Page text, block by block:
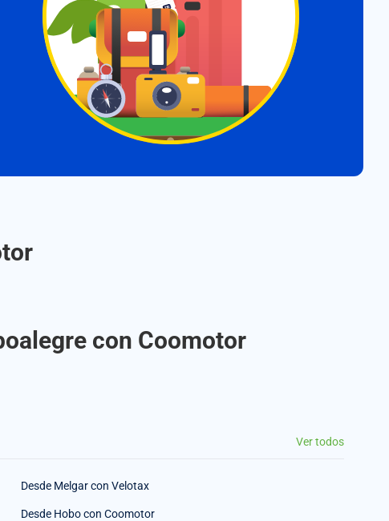
con Coomotor
Ver todos
Desde Melgar con Velotax
Desde Hobo con Coomotor